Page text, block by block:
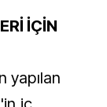
İÇİN
yapılan